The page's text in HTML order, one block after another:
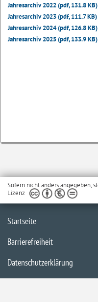
Jahresarchiv 2022 (pdf, 131.8 KB)
Jahresarchiv 2023 (pdf, 111.7 KB)
Jahresarchiv 2024 (pdf, 126.8 KB)
Jahresarchiv 2025 (pdf, 133.9 KB)
Sofern nicht anders angegeben,
Lizenz
Startseite
Barrierefreiheit
Datenschutzerklärung